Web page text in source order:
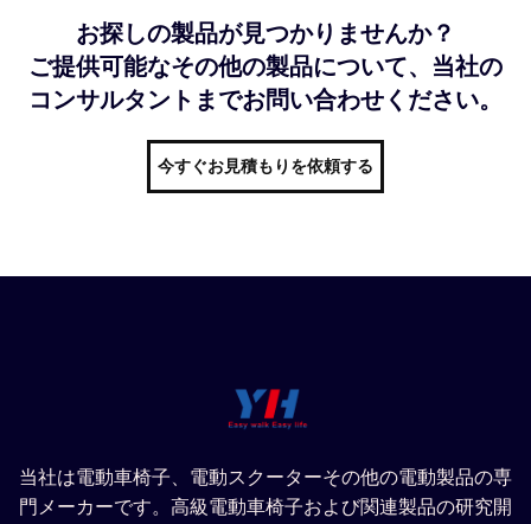
お探しの製品が見つかりませんか？
ご提供可能なその他の製品について、当社の
コンサルタントまでお問い合わせください。
今すぐお見積もりを依頼する
当社は電動車椅子、電動スクーターその他の電動製品の専
門メーカーです。高級電動車椅子および関連製品の研究開